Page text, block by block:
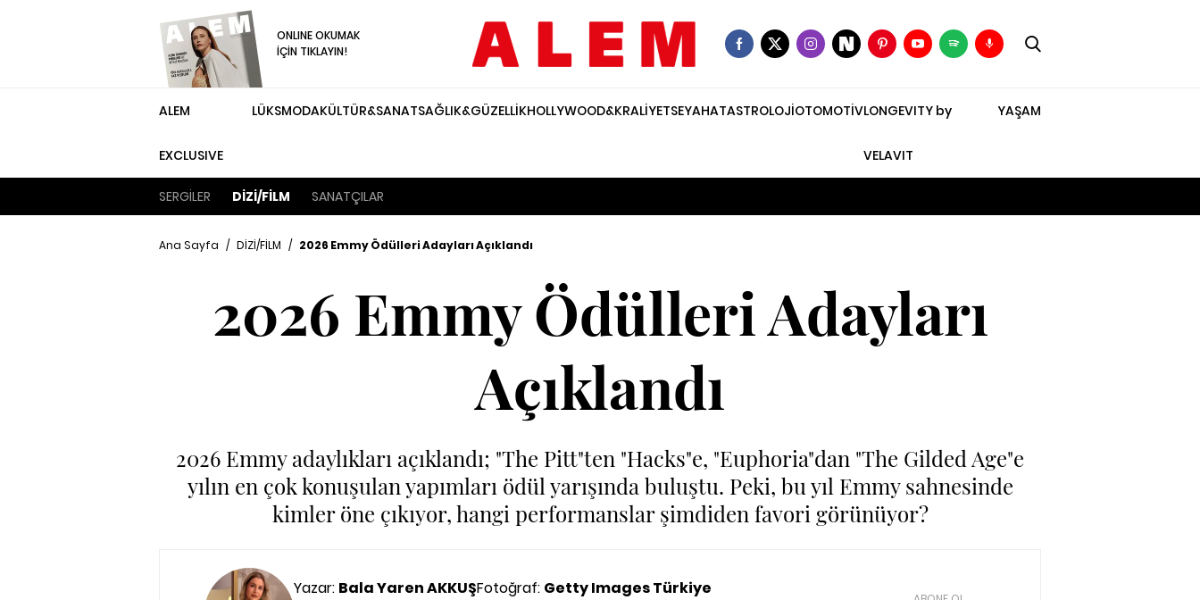
ONLINE OKUMAK
İÇİN TIKLAYIN!
ALEM
EXCLUSIVE
LÜKSMODAKÜLTÜR&SANATSAĞLIK&GÜZELLİKHOLLYWOOD&KRALİYETSEYAHATASTROLOJİOTOMOTİVLONGEVITY by
VELAVIT
YAŞAM
SERGİLER DİZİ/FİLM SANATÇILAR
Ana Sayfa / DİZİ/FİLM / 2026 Emmy Ödülleri Adayları Açıklandı
2026 Emmy Ödülleri Adayları
Açıklandı
2026 Emmy adaylıkları açıklandı; "The Pitt"ten "Hacks"e, "Euphoria"dan "The Gilded Age"e
yılın en çok konuşulan yapımları ödül yarışında buluştu. Peki, bu yıl Emmy sahnesinde
kimler öne çıkıyor, hangi performanslar şimdiden favori görünüyor?
Yazar: Bala Yaren AKKUŞFotoğraf: Getty Images Türkiye